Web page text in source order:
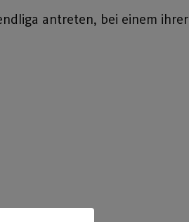
antreten, bei einem ihrer